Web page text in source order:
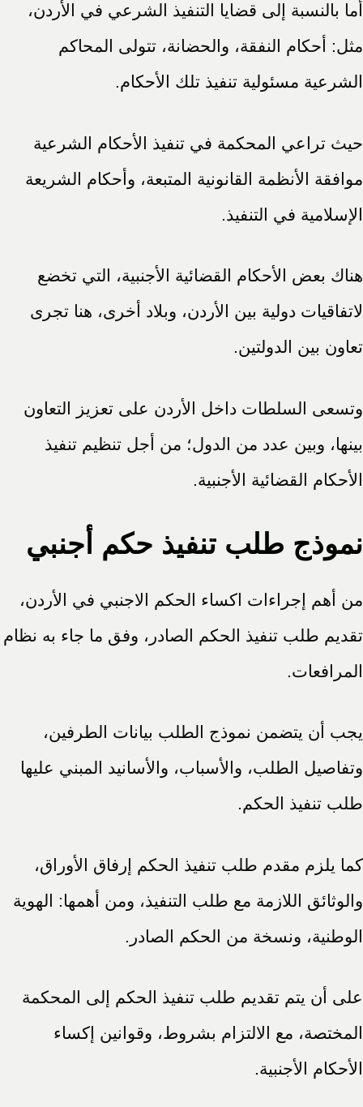
أما بالنسبة إلى قضايا التنفيذ الشرعي في الأردن،
مثل: أحكام النفقة، والحضانة، تتولى المحاكم
الشرعية مسئولية تنفيذ تلك الأحكام.
حيث تراعي المحكمة في تنفيذ الأحكام الشرعية
موافقة الأنظمة القانونية المتبعة، وأحكام الشريعة
الإسلامية في التنفيذ.
هناك بعض الأحكام القضائية الأجنبية، التي تخضع
لاتفاقيات دولية بين الأردن، وبلاد أخرى، هنا تجرى
تعاون بين الدولتين.
وتسعى السلطات داخل الأردن على تعزيز التعاون
بينها، وبين عدد من الدول؛ من أجل تنظيم تنفيذ
الأحكام القضائية الأجنبية.
نموذج طلب تنفيذ حكم أجنبي
من أهم إجراءات اكساء الحكم الاجنبي في الأردن،
تقديم طلب تنفيذ الحكم الصادر، وفق ما جاء به نظام
المرافعات.
يجب أن يتضمن نموذج الطلب بيانات الطرفين،
وتفاصيل الطلب، والأسباب، والأسانيد المبني عليها
طلب تنفيذ الحكم.
كما يلزم مقدم طلب تنفيذ الحكم إرفاق الأوراق،
والوثائق اللازمة مع طلب التنفيذ، ومن أهمها: الهوية
الوطنية، ونسخة من الحكم الصادر.
على أن يتم تقديم طلب تنفيذ الحكم إلى المحكمة
المختصة، مع الالتزام بشروط، وقوانين إكساء
الأحكام الأجنبية.